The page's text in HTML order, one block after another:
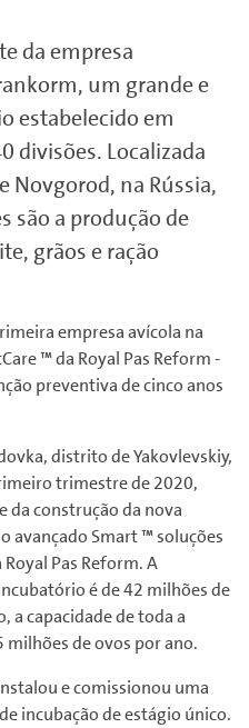
da empresa
um grande e
estabelecido em
divisões. Localizada
Novgorod, na Rússia,
são a produção de
grãos e ração
empresa avícola na
™ da Royal Pas Reform -
preventiva de cinco anos
distrito de Yakovlevskiy,
trimestre de 2020,
da construção da nova
avançado Smart ™ soluções
Pas Reform. A
é de 42 milhões de
a capacidade de toda a
de ovos por ano.
e comissionou uma
incubação de estágio único.